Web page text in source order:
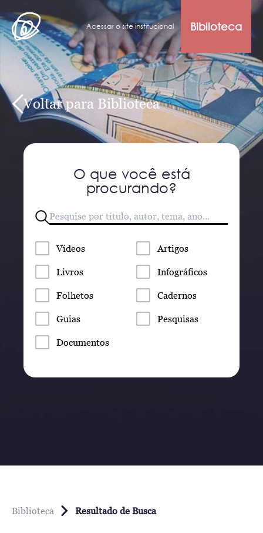
Acessar o site institucional Biblioteca
Voltar para Biblioteca
O que você está
procurando?
Vídeos Artigos
Livros Infográficos
Folhetos Cadernos
Guias Pesquisas
Documentos
Biblioteca Resultado de Busca